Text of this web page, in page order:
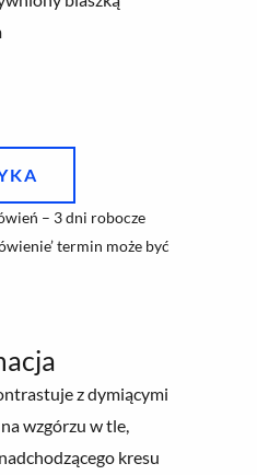
– 3 dni robocze
termin może być
z dymiącymi
wzgórzu w tle,
kresu